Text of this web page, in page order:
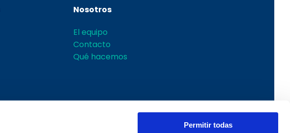
Permitir todas
Nosotros
El equipo
Contacto
Qué hacemos